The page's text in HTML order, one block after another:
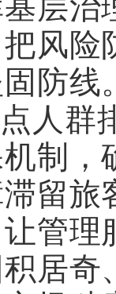
风
防线
人
制
留
管
居